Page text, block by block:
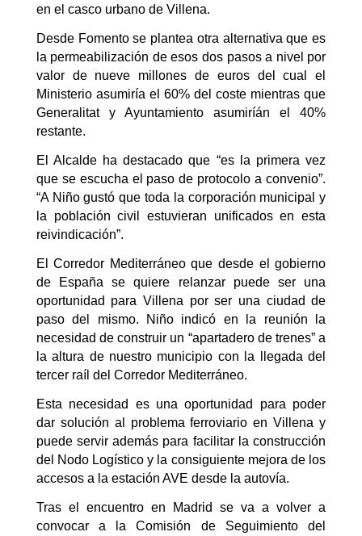
en el casco urbano de Villena.
Desde Fomento se plantea otra alternativa que es
la permeabilización de esos dos pasos a nivel por
valor de nueve millones de euros del cual el
Ministerio asumiría el 60% del coste mientras que
Generalitat y Ayuntamiento asumiríán el 40%
restante.
El Alcalde ha destacado que “es la primera vez
que se escucha el paso de protocolo a convenio”.
“A Niño gustó que toda la corporación municipal y
la población civil estuvieran unificados en esta
reivindicación”.
El Corredor Mediterráneo que desde el gobierno
de España se quiere relanzar puede ser una
oportunidad para Villena por ser una ciudad de
paso del mismo. Niño indicó en la reunión la
necesidad de construir un “apartadero de trenes” a
la altura de nuestro municipio con la llegada del
tercer raíl del Corredor Mediterráneo.
Esta necesidad es una oportunidad para poder
dar solución al problema ferroviario en Villena y
puede servir además para facilitar la construcción
del Nodo Logístico y la consiguiente mejora de los
accesos a la estación AVE desde la autovía.
Tras el encuentro en Madrid se va a volver a
convocar a la Comisión de Seguimiento del